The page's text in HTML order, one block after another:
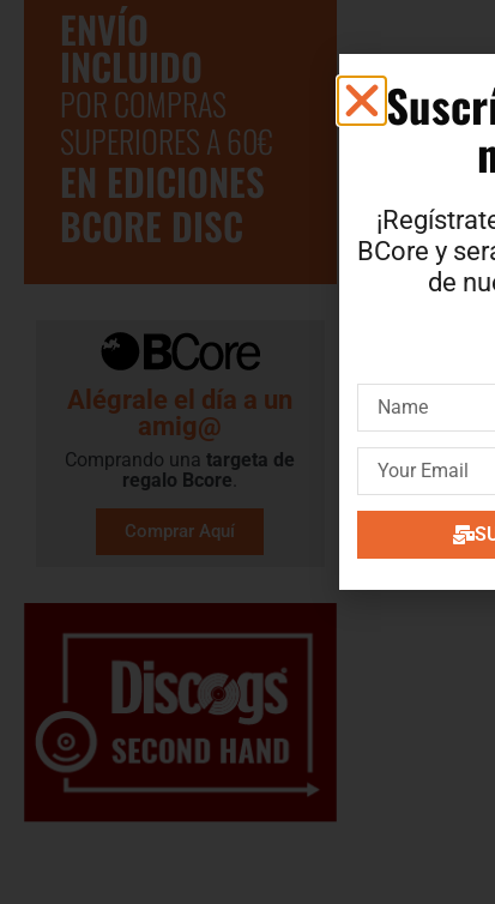
ENVÍO
INCLUIDO
POR COMPRAS
SUPERIORES A 60€
EN EDICIONES
BCORE DISC
Alégrale el día a un
amig@
Comprando unatargeta de
regalo​ Bcore.
Comprar Aquí
BCore y
de